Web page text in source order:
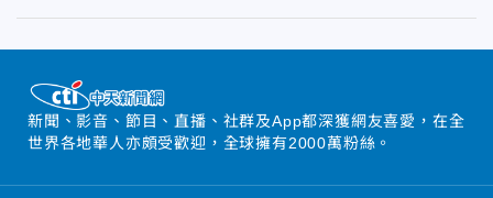
新聞、影音、節目、直播、社群及App都深獲網友喜愛，在全
世界各地華人亦頗受歡迎，全球擁有2000萬粉絲。